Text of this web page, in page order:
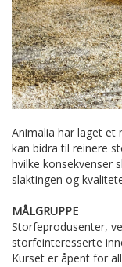
Animalia har laget et
kan bidra til reinere
hvilke konsekvenser
slaktingen og
MÅLGRUPPE
Storfeprodusenter,
storfeinteresserte
Kurset er åpent for